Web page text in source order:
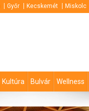
Győr Kecskemét Miskolc
Kultúra Bulvár Wellness